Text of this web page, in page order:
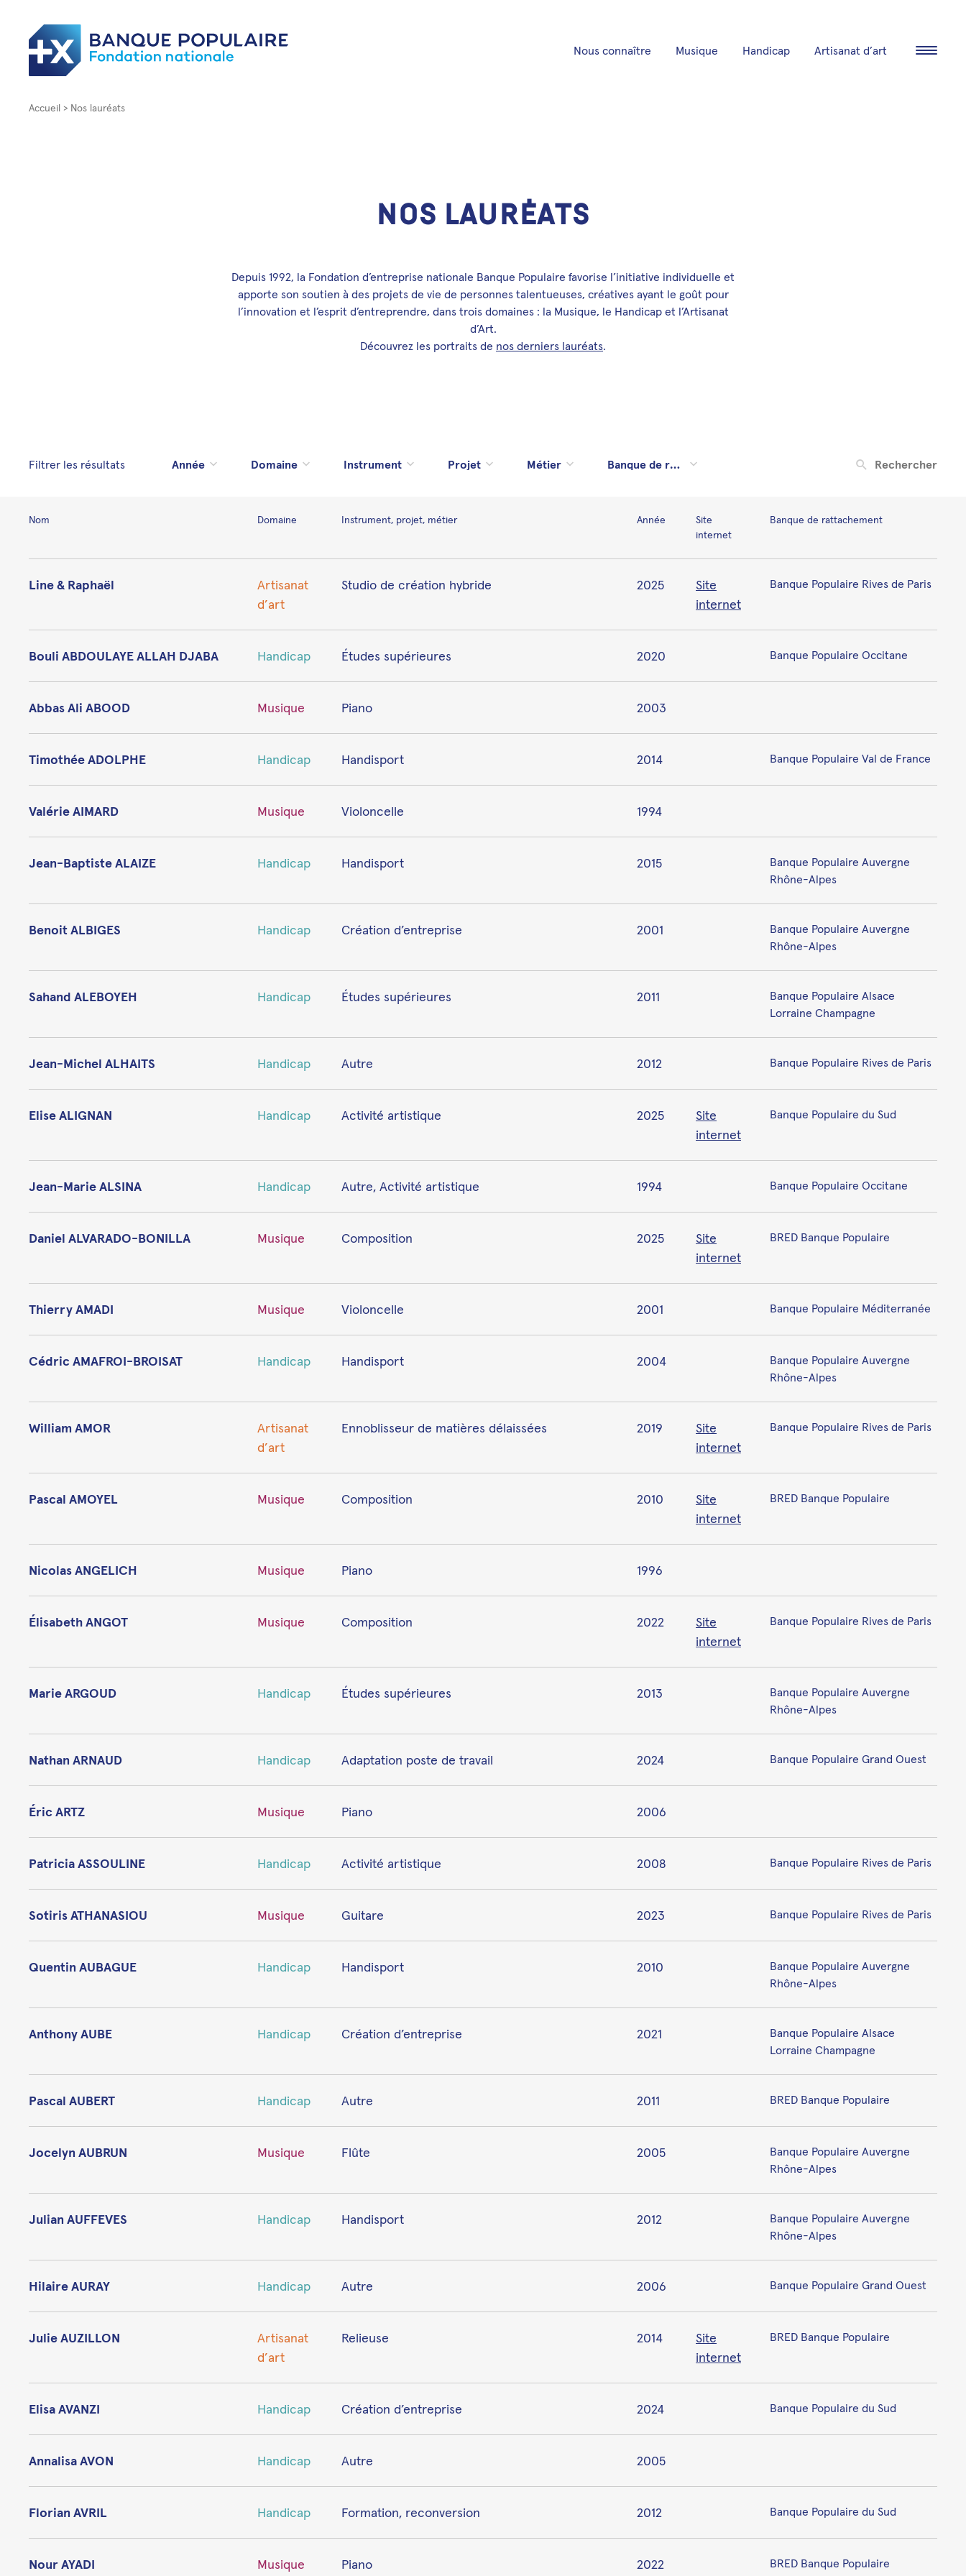
Nous connaître Musique Handicap Artisanat d’art Ouvrir/
Accueil Nos lauréats
Nos lauréats
Depuis 1992, la Fondation d’entreprise nationale Banque Populaire favorise l’initiative individuelle et
apporte son soutien à des projets de vie de personnes talentueuses, créatives ayant le goût pour
l’innovation et l’esprit d’entreprendre, dans trois domaines : la Musique, le Handicap et l’Artisanat
d’Art.
Découvrez les portraits de nos derniers lauréats.
Filtrer les résultats
Rechercher dans
Valider
Nom Domaine Instrument, projet, métier Année
Site
internet
Banque de rattachement
Line & Raphaël
Artisanat
d’art
Studio de création hybride 2025
Site
internet
Banque Populaire Rives de Paris
Bouli ABDOULAYE ALLAH DJABA Handicap Études supérieures 2020 Banque Populaire Occitane
Abbas Ali ABOOD Musique Piano 2003
Timothée ADOLPHE Handicap Handisport 2014 Banque Populaire Val de France
Valérie AIMARD Musique Violoncelle 1994
Jean-Baptiste ALAIZE Handicap Handisport 2015
Banque Populaire Auvergne
Rhône-Alpes
Benoit ALBIGES Handicap Création d’entreprise 2001
Banque Populaire Auvergne
Rhône-Alpes
Sahand ALEBOYEH Handicap Études supérieures 2011
Banque Populaire Alsace
Lorraine Champagne
Jean-Michel ALHAITS Handicap Autre 2012 Banque Populaire Rives de Paris
Elise ALIGNAN Handicap Activité artistique 2025
Site
internet
Banque Populaire du Sud
Jean-Marie ALSINA Handicap Autre, Activité artistique 1994 Banque Populaire Occitane
Daniel ALVARADO-BONILLA Musique Composition 2025
Site
internet
BRED Banque Populaire
Thierry AMADI Musique Violoncelle 2001 Banque Populaire Méditerranée
Cédric AMAFROI-BROISAT Handicap Handisport 2004
Banque Populaire Auvergne
Rhône-Alpes
William AMOR
Artisanat
d’art
Ennoblisseur de matières délaissées 2019
Site
internet
Banque Populaire Rives de Paris
Pascal AMOYEL Musique Composition 2010
Site
internet
BRED Banque Populaire
Nicolas ANGELICH Musique Piano 1996
Élisabeth ANGOT Musique Composition 2022
Site
internet
Banque Populaire Rives de Paris
Marie ARGOUD Handicap Études supérieures 2013
Banque Populaire Auvergne
Rhône-Alpes
Nathan ARNAUD Handicap Adaptation poste de travail 2024 Banque Populaire Grand Ouest
Éric ARTZ Musique Piano 2006
Patricia ASSOULINE Handicap Activité artistique 2008 Banque Populaire Rives de Paris
Sotiris ATHANASIOU Musique Guitare 2023 Banque Populaire Rives de Paris
Quentin AUBAGUE Handicap Handisport 2010
Banque Populaire Auvergne
Rhône-Alpes
Anthony AUBE Handicap Création d’entreprise 2021
Banque Populaire Alsace
Lorraine Champagne
Pascal AUBERT Handicap Autre 2011 BRED Banque Populaire
Jocelyn AUBRUN Musique Flûte 2005
Banque Populaire Auvergne
Rhône-Alpes
Julian AUFFEVES Handicap Handisport 2012
Banque Populaire Auvergne
Rhône-Alpes
Hilaire AURAY Handicap Autre 2006 Banque Populaire Grand Ouest
Julie AUZILLON
Artisanat
d’art
Relieuse 2014
Site
internet
BRED Banque Populaire
Elisa AVANZI Handicap Création d’entreprise 2024 Banque Populaire du Sud
Annalisa AVON Handicap Autre 2005
Florian AVRIL Handicap Formation, reconversion 2012 Banque Populaire du Sud
Nour AYADI Musique Piano 2022 BRED Banque Populaire